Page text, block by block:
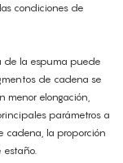
condiciones de
de la espuma puede
de cadena se
menor elongación,
parámetros a
cadena, la proporción
estaño.